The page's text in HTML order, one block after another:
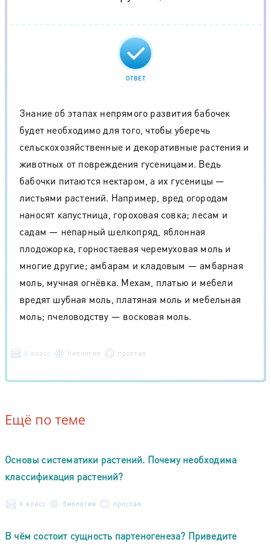
ОТВЕТ
Знание об этапах непрямого развития бабочек
будет необходимо для того, чтобы уберечь
сельскохозяйственные и декоративные растения и
животных от повреждения гусеницами. Ведь
бабочки питаются нектаром, а их гусеницы —
листьями растений. Например, вред огородам
наносят капустница, гороховая совка; лесам и
садам — непарный шелкопряд, яблонная
плодожорка, горностаевая черемуховая моль и
многие другие; амбарам и кладовым — амбарная
моль, мучная огнёвка. Мехам, платью и мебели
вредят шубная моль, платяная моль и мебельная
моль; пчеловодству — восковая моль.
6 класс биология простая
Ещё по теме
Основы систематики растений. Почему необходима
классификация растений?
6 класс биология простая
В чём состоит сущность партеногенеза? Приведите